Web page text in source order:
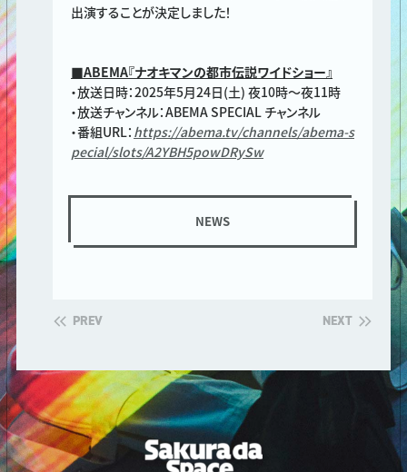
出演することが決定しました！
■ABEMA『ナオキマンの都市伝説ワイドショー』
・放送日時：2025年5月24日(土) 夜10時～夜11時
・放送チャンネル：ABEMA SPECIAL チャンネル
・番組URL： https://abema.tv/channels/abema-s
pecial/slots/A2YBH5powDRySw
NEWS
PREV NEXT